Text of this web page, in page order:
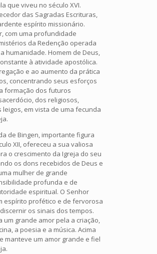
que viveu no século XVI.
das Sagradas Escrituras,
espírito missionário.
com uma profundidade
da Redenção operada
humanidade. Homem de Deus,
à atividade apostólica.
e ao aumento da prática
concentrando seus esforços
formação dos futuros
dos religiosos,
leigos, em vista de uma fecunda
de Bingen, importante figura
XII, ofereceu a sua valiosa
o crescimento da Igreja do seu
os dons recebidos de Deus e
mulher de grande
profunda e de
espiritual. O Senhor
espírito profético e de fervorosa
os sinais dos tempos.
um grande amor pela a criação,
a poesia e a música. Acima
manteve um amor grande e fiel